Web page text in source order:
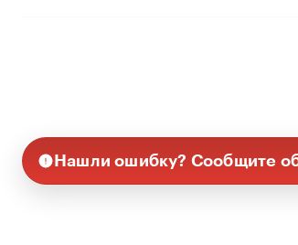
Нашли ошибку? Сообщите